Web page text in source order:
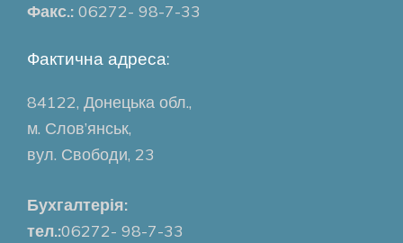
Факс.: 06272- 98-7-33
Фактична адреса:
84122, Донецька обл.,
м. Слов’янськ,
вул. Свободи, 23
Бухгалтерія:
тел.:06272- 98-7-33